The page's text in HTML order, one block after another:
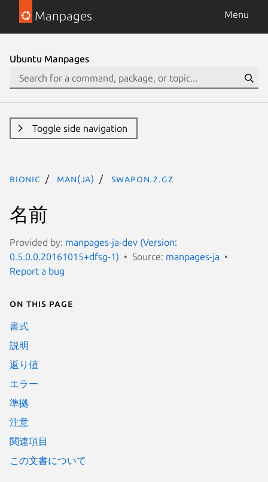
Manpages Menu
Ubuntu Manpages
Toggle side navigation
bionic man(ja) swapon.2.gz
名前
Provided by: manpages-ja-dev (Version:
0.5.0.0.20161015+dfsg-1)
Source: manpages-ja
Report a bug
On this page
書式
説明
返り値
エラー
準拠
注意
関連項目
この文書について